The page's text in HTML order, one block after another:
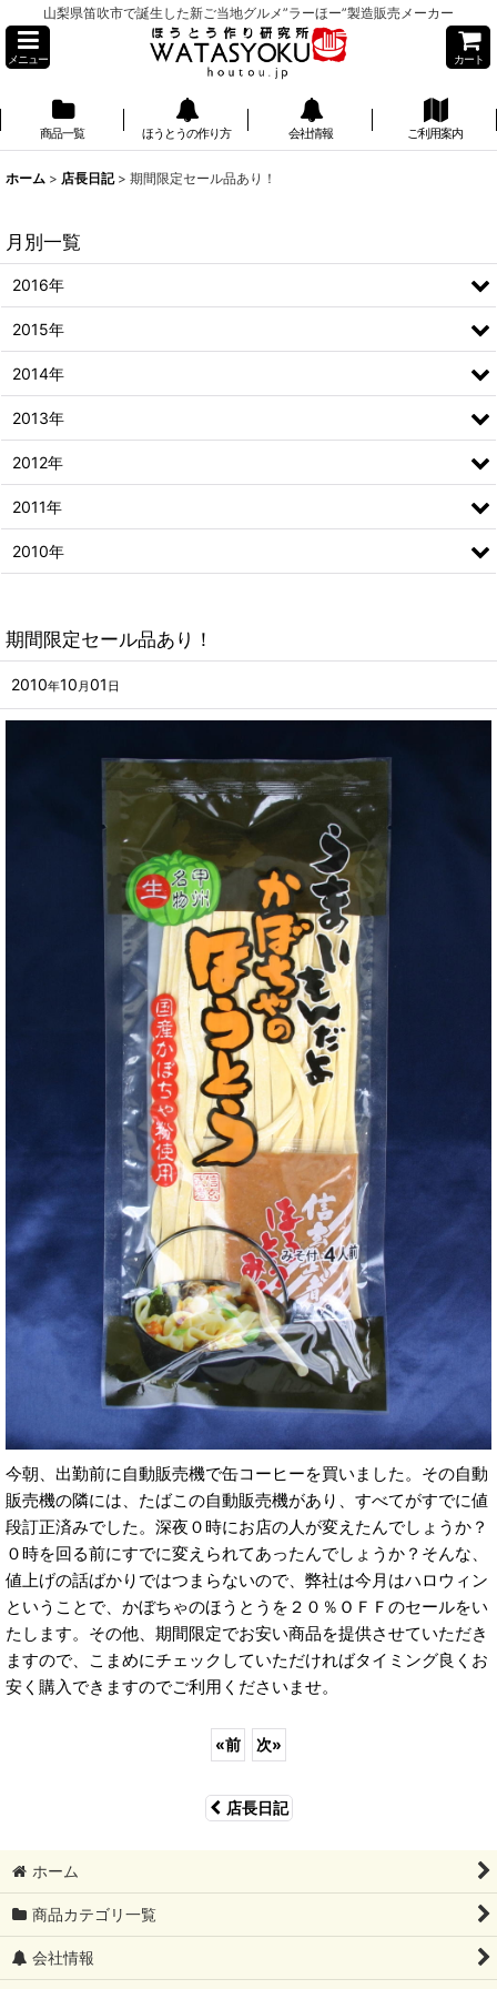
山梨県笛吹市で誕生した新ご当地グルメ”ラーほー”製造販売メーカー
メニュー カート
商品一覧 ほうとうの作り方 会社情報 ご利用案内
ホーム > 店長日記 > 期間限定セール品あり！
期間限定セール品あり！
2010年10 月01 日
今朝、出勤前に自動販売機で缶コーヒーを買いました。その自動
販売機の隣には、たばこの自動販売機があり、すべてがすでに値
段訂正済みでした。深夜０時にお店の人が変えたんでしょうか？
０時を回る前にすでに変えられてあったんでしょうか？そんな、
値上げの話ばかりではつまらないので、弊社は今月はハロウィン
ということで、かぼちゃのほうとうを２０％ＯＦＦのセールをい
たします。その他、期間限定でお安い商品を提供させていただき
ますので、こまめにチェックしていただければタイミング良くお
安く購入できますのでご利用くださいませ。
«前 次»
店長日記
月別一覧
2016年
2015年
2014年
2013年
2012年
2011年
2010年
ホーム
商品カテゴリ一覧
会社情報